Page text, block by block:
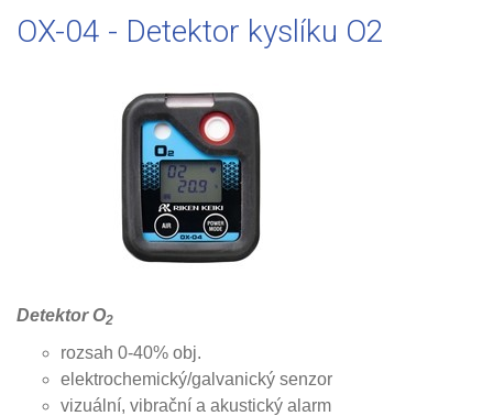
OX-04 - Detektor kyslíku O2
Detektor O2
rozsah 0-40% obj.
elektrochemický/galvanický senzor
vizuální, vibrační a akustický alarm